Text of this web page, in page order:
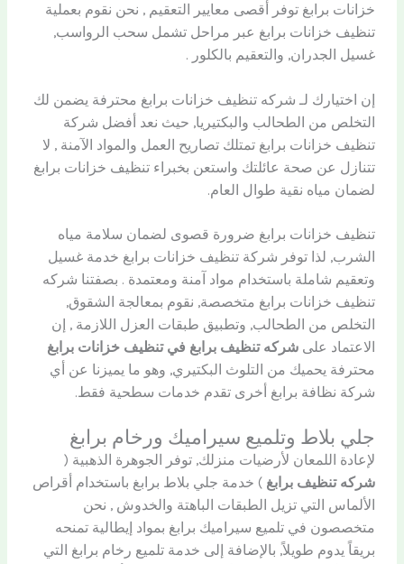
خزانات برابغ توفر أقصى معايير التعقيم , نحن نقوم بعملية
تنظيف خزانات برابغ عبر مراحل تشمل سحب الرواسب,
غسيل الجدران, والتعقيم بالكلور .
إن اختيارك لـ شركه تنظيف خزانات برابغ محترفة يضمن لك
التخلص من الطحالب والبكتيريا, حيث نعد أفضل شركة
تنظيف خزانات برابغ تمتلك تصاريح العمل والمواد الآمنة , لا
تتنازل عن صحة عائلتك واستعن بخبراء تنظيف خزانات برابغ
لضمان مياه نقية طوال العام.
تنظيف خزانات برابغ ضرورة قصوى لضمان سلامة مياه
الشرب, لذا توفر شركة تنظيف خزانات برابغ خدمة غسيل
وتعقيم شاملة باستخدام مواد آمنة ومعتمدة . بصفتنا شركه
تنظيف خزانات برابغ متخصصة, نقوم بمعالجة الشقوق,
التخلص من الطحالب, وتطبيق طبقات العزل اللازمة , إن
الاعتماد علىشركه تنظيف برابغ في تنظيف خزانات برابغ
محترفة يحميك من التلوث البكتيري, وهو ما يميزنا عن أي
شركة نظافة برابغ أخرى تقدم خدمات سطحية فقط.
جلي بلاط وتلميع سيراميك ورخام برابغ
لإعادة اللمعان لأرضيات منزلك, توفر الجوهرة الذهبية (
شركه تنظيف برابغ ) خدمة جلي بلاط برابغ باستخدام أقراص
الألماس التي تزيل الطبقات الباهتة والخدوش , نحن
متخصصون في تلميع سيراميك برابغ بمواد إيطالية تمنحه
بريقاً يدوم طويلاً, بالإضافة إلى خدمة تلميع رخام برابغ التي